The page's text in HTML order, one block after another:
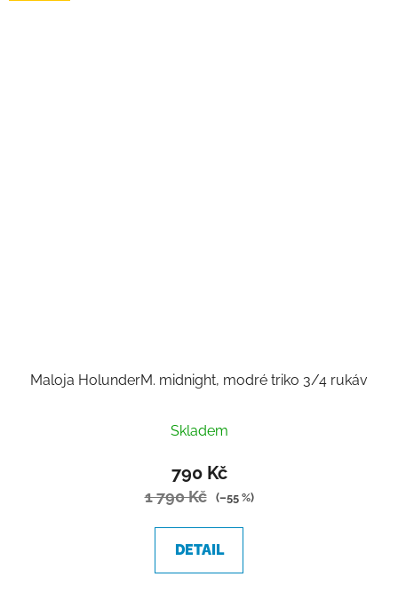
Maloja HolunderM. midnight, modré triko 3/4 rukáv
Skladem
790 Kč
1 790 Kč (–55 %)
DETAIL